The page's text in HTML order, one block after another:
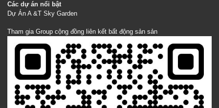
Các dự án nổi bật
Dự Án A &T Sky Garden
Tham gia Group cộng đồng liên kết bất động sản sản